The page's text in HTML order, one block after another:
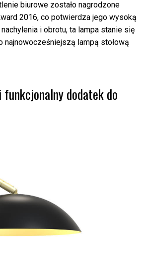
biurowe zostało nagrodzone
2016, co potwierdza jego wysoką
i obrotu, ta lampa stanie się
lampą stołową
dodatek do